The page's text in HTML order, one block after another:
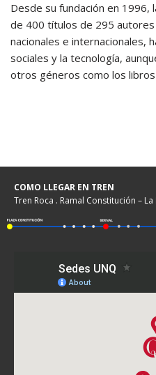
Desde su fundación en 1996,
de 400 títulos de 295
nacionales e internacionales,
sociales y la tecnología,
otros géneros como los
COMO LLEGAR EN TREN
Tren Roca . Ramal Constitución – La